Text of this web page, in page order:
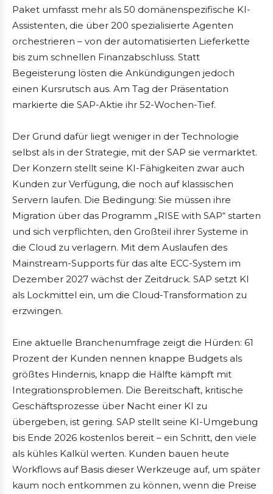
Paket umfasst mehr als 50 domänenspezifische KI-
Assistenten, die über 200 spezialisierte Agenten
orchestrieren – von der automatisierten Lieferkette
bis zum schnellen Finanzabschluss. Statt
Begeisterung lösten die Ankündigungen jedoch
einen Kursrutsch aus. Am Tag der Präsentation
markierte die SAP-Aktie ihr 52-Wochen-Tief.
Der Grund dafür liegt weniger in der Technologie
selbst als in der Strategie, mit der SAP sie vermarktet.
Der Konzern stellt seine KI-Fähigkeiten zwar auch
Kunden zur Verfügung, die noch auf klassischen
Servern laufen. Die Bedingung: Sie müssen ihre
Migration über das Programm „RISE with SAP“ starten
und sich verpflichten, den Großteil ihrer Systeme in
die Cloud zu verlagern. Mit dem Auslaufen des
Mainstream-Supports für das alte ECC-System im
Dezember 2027 wächst der Zeitdruck. SAP setzt KI
als Lockmittel ein, um die Cloud-Transformation zu
erzwingen.
Eine aktuelle Branchenumfrage zeigt die Hürden: 61
Prozent der Kunden nennen knappe Budgets als
größtes Hindernis, knapp die Hälfte kämpft mit
Integrationsproblemen. Die Bereitschaft, kritische
Geschäftsprozesse über Nacht einer KI zu
übergeben, ist gering. SAP stellt seine KI-Umgebung
bis Ende 2026 kostenlos bereit – ein Schritt, den viele
als kühles Kalkül werten. Kunden bauen heute
Workflows auf Basis dieser Werkzeuge auf, um später
kaum noch entkommen zu können, wenn die Preise